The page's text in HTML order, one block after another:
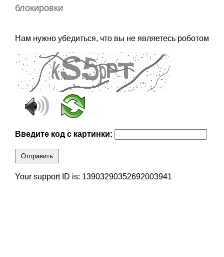
блокировки
Нам нужно убедиться, что вы не являетесь роботом
Введите код с картинки:
Отправить
Your support ID is: 13903290352692003941